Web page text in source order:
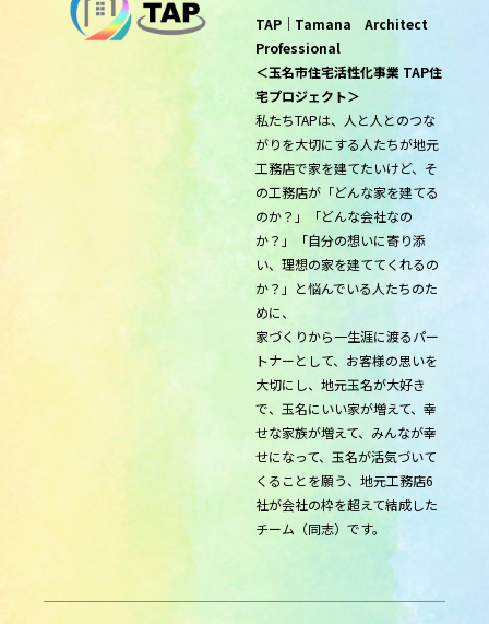
TAP｜Tamana Architect
Professional
＜玉名市住宅活性化事業 TAP住
宅プロジェクト＞
私たちTAPは、人と人とのつな
がりを大切にする人たちが地元
工務店で家を建てたいけど、そ
の工務店が「どんな家を建てる
のか？」「どんな会社なの
か？」「自分の想いに寄り添
い、理想の家を建ててくれるの
か？」と悩んでいる人たちのた
めに、
家づくりから一生涯に渡るパー
トナーとして、お客様の思いを
大切にし、地元玉名が大好き
で、玉名にいい家が増えて、幸
せな家族が増えて、みんなが幸
せになって、玉名が活気づいて
くることを願う、地元工務店6
社が会社の枠を超えて結成した
チーム（同志）です。